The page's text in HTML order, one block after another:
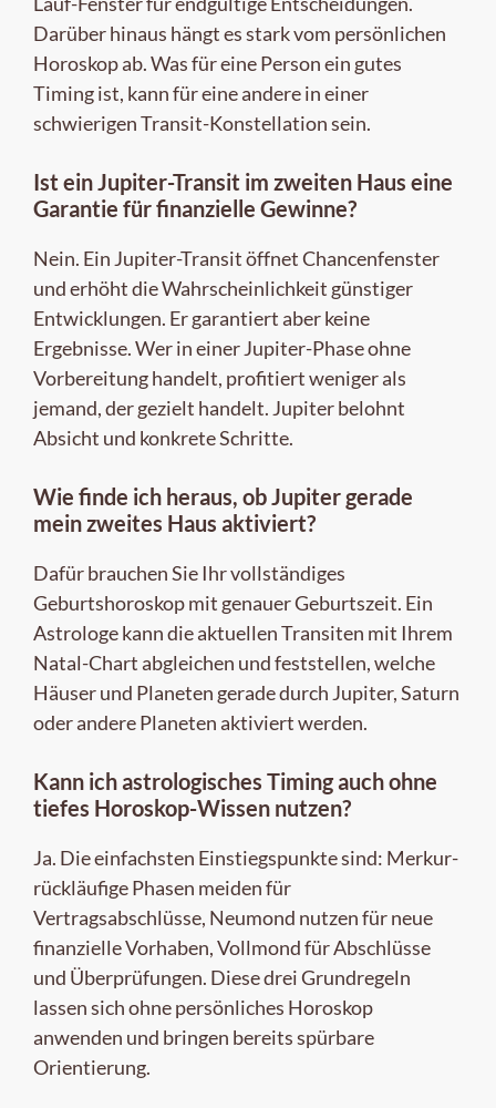
Darüber hinaus hängt es stark vom persönlichen
Horoskop ab. Was für eine Person ein gutes
Timing ist, kann für eine andere in einer
schwierigen Transit-Konstellation sein.
Ist ein Jupiter-Transit im zweiten Haus eine
Garantie für finanzielle Gewinne?
Nein. Ein Jupiter-Transit öffnet Chancenfenster
und erhöht die Wahrscheinlichkeit günstiger
Entwicklungen. Er garantiert aber keine
Ergebnisse. Wer in einer Jupiter-Phase ohne
Vorbereitung handelt, profitiert weniger als
jemand, der gezielt handelt. Jupiter belohnt
Absicht und konkrete Schritte.
Wie finde ich heraus, ob Jupiter gerade
mein zweites Haus aktiviert?
Dafür brauchen Sie Ihr vollständiges
Geburtshoroskop mit genauer Geburtszeit. Ein
Astrologe kann die aktuellen Transiten mit Ihrem
Natal-Chart abgleichen und feststellen, welche
Häuser und Planeten gerade durch Jupiter, Saturn
oder andere Planeten aktiviert werden.
Kann ich astrologisches Timing auch ohne
tiefes Horoskop-Wissen nutzen?
Ja. Die einfachsten Einstiegspunkte sind: Merkur-
rückläufige Phasen meiden für
Vertragsabschlüsse, Neumond nutzen für neue
finanzielle Vorhaben, Vollmond für Abschlüsse
und Überprüfungen. Diese drei Grundregeln
lassen sich ohne persönliches Horoskop
anwenden und bringen bereits spürbare
Orientierung.